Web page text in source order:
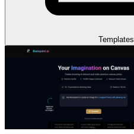
Templates